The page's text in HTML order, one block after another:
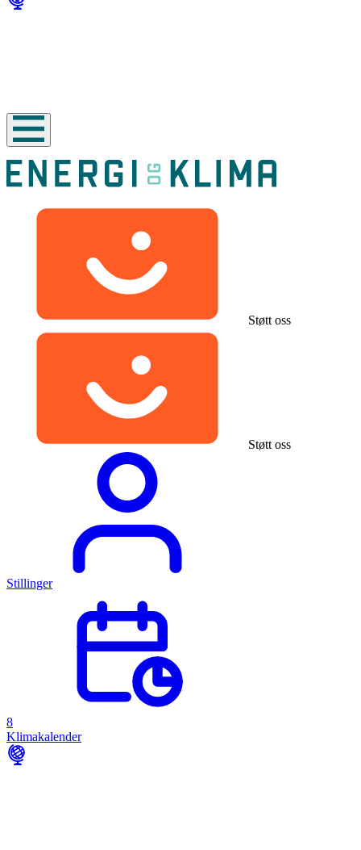
Støtt oss
Støtt oss
Stillinger
8
Klimakalender